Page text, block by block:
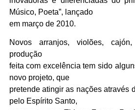
Músico, Poeta”, lançado
em março de 2010.
Novos arranjos, violões,
produção
feita com excelência tem sido
novo projeto, que
pretende atingir as nações através
pelo Espírito Santo,